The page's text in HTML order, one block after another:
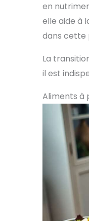
en
elle aide à
dans cette
La
il est
Aliments à